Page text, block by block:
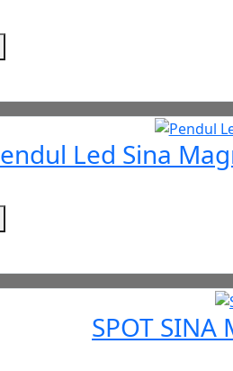
Led Sina
SPOT SINA